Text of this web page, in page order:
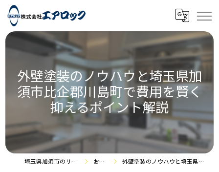
外壁塗装のノウハウと埼玉県加
須市比企郡川島町で費用を賢く
抑えるポイント解説
埼玉県加須市のリフォームなら株式会社エアロック お役立ち情報 外壁塗装のノウハウと埼玉県加須市比企郡川島町で費用を賢く抑えるポイント解説